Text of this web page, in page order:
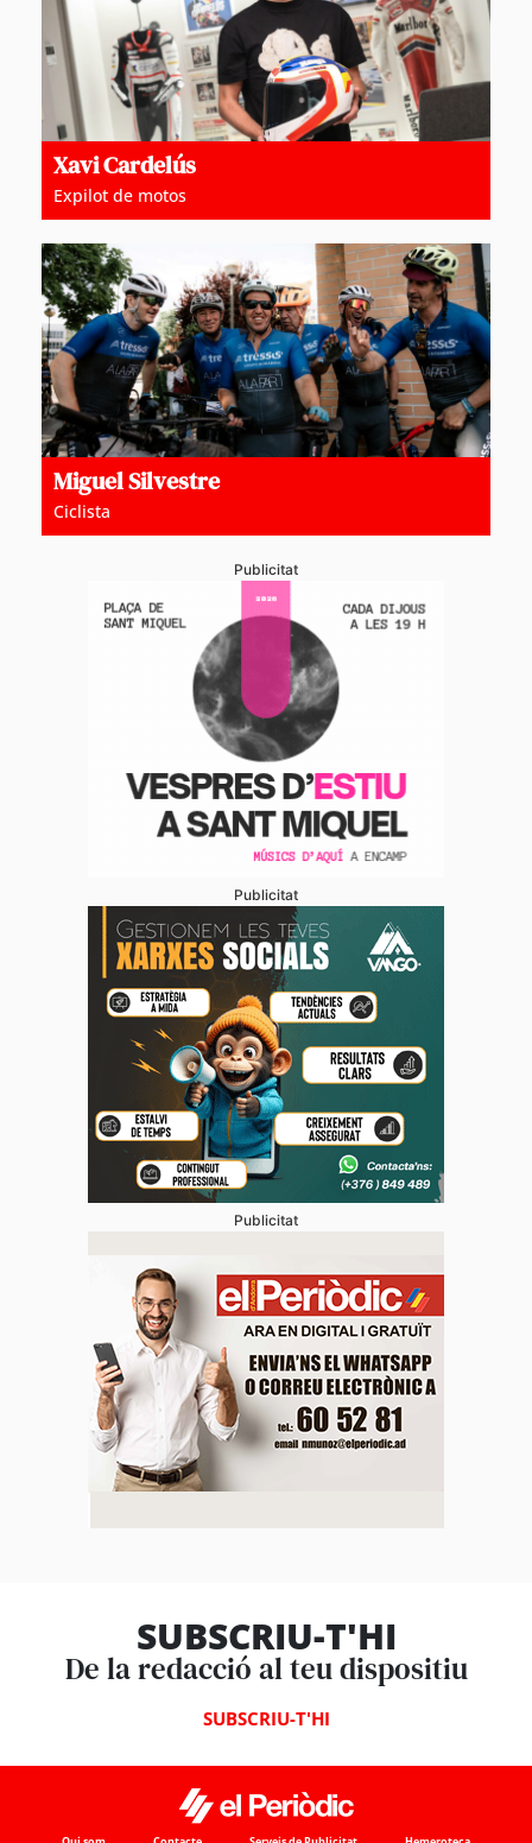
Xavi Cardelús
Expilot de motos
Miguel Silvestre
Ciclista
Publicitat
Publicitat
Publicitat
SUBSCRIU-T'HI
De la redacció al teu dispositiu
SUBSCRIU-T'HI